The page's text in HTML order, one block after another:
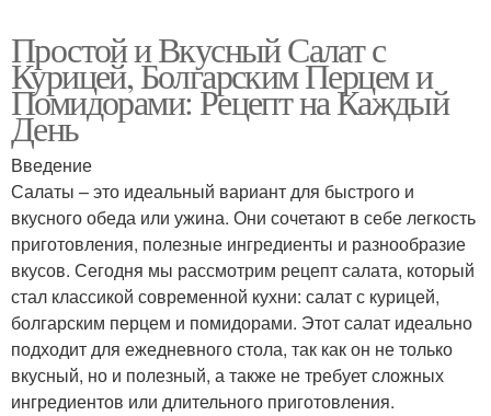
Простой и Вкусный Салат с
Курицей, Болгарским Перцем и
Помидорами: Рецепт на Каждый
День
Введение
Салаты – это идеальный вариант для быстрого и
вкусного обеда или ужина. Они сочетают в себе легкость
приготовления, полезные ингредиенты и разнообразие
вкусов. Сегодня мы рассмотрим рецепт салата, который
стал классикой современной кухни: салат с курицей,
болгарским перцем и помидорами. Этот салат идеально
подходит для ежедневного стола, так как он не только
вкусный, но и полезный, а также не требует сложных
ингредиентов или длительного приготовления.